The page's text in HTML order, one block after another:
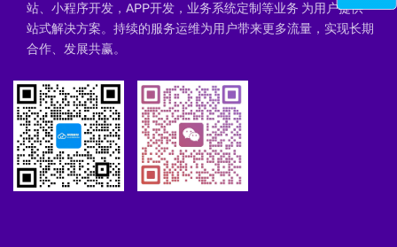
站、小程序开发，APP开发，业务系统定制等业务 为用户提供一
站式解决方案。持续的服务运维为用户带来更多流量，实现长期
合作、发展共赢。